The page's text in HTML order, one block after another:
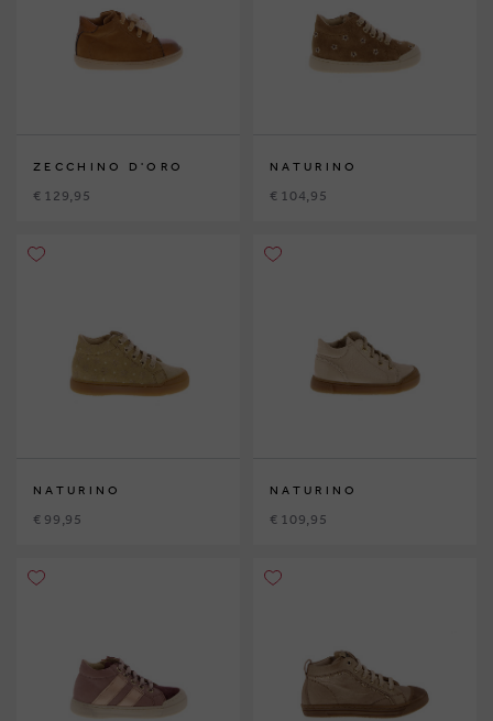
ZECCHINO D'ORO
€ 129,95
NATURINO
€ 104,95
NATURINO
€ 99,95
NATURINO
€ 109,95